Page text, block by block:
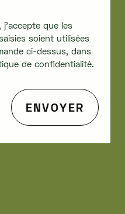
j'accepte que les
soient utilisées
ci-dessus, dans
de confidentialité.